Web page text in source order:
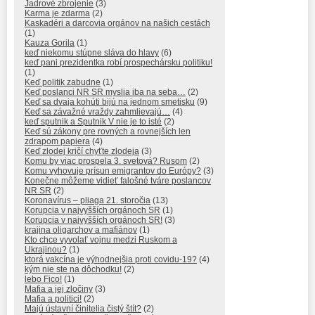
Jadrové zbrojenie (3)
Karma je zdarma (2)
Kaskadéri a darcovia orgánov na našich cestách
(1)
Kauza Gorila (1)
keď niekomu stúpne sláva do hlavy (6)
keď pani prezidentka robí prospechársku politiku!
(1)
Keď politik zabudne (1)
Keď poslanci NR SR myslia iba na seba… (2)
Keď sa dvaja kohúti bijú na jednom smetisku (9)
Keď sa závažné vraždy zahmlievajú… (4)
keď sputnik a Sputnik V nie je to isté (2)
Keď sú zákony pre rovných a rovnejších len
zdrapom papiera (4)
Keď zlodej kričí chyťte zlodeja (3)
Komu by viac prospela 3. svetová? Rusom (2)
Komu vyhovuje prísun emigrantov do Európy? (3)
Konečne môžeme vidieť falošné tváre poslancov
NR SR (2)
Koronavírus – pliaga 21. storočia (13)
Korupcia v najvyšších orgánoch SR (1)
Korupcia v najvyšších orgánoch SR! (3)
krajina oligarchov a mafiánov (1)
Kto chce vyvolať vojnu medzi Ruskom a
Ukrajinou? (1)
ktorá vakcína je výhodnejšia proti covidu-19? (4)
kým nie ste na dôchodku! (2)
lebo Fico! (1)
Mafia a jej zločiny (3)
Mafia a politici! (2)
Majú ústavní činitelia čistý štít? (2)